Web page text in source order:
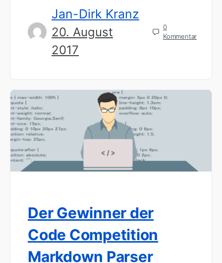
Jan-Dirk Kranz
20. August
2017
0
Kommentar
Der Gewinner der
Code Competition
Markdown Parser